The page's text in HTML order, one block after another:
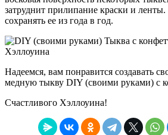
затруднит прилипание краски и
сохранять ее из года в год.
Надеемся, вам понравится создавать
медную тыкву DIY (своими руками) с
Счастливого Хэллоуина!